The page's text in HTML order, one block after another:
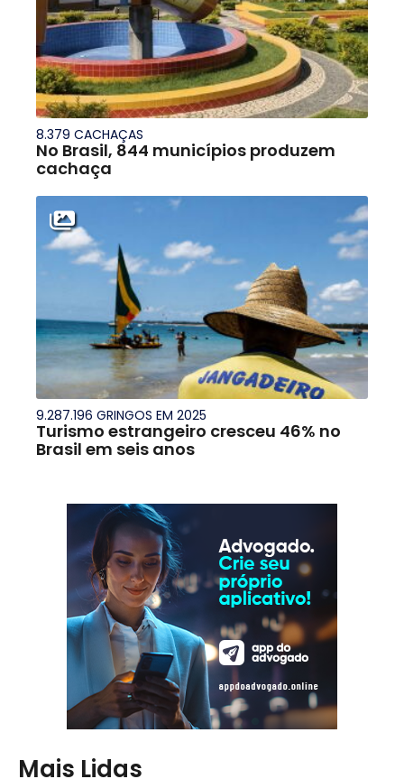
8.379 CACHAÇAS
No Brasil, 844 municípios produzem
cachaça
9.287.196 GRINGOS EM 2025
Turismo estrangeiro cresceu 46% no
Brasil em seis anos
Mais Lidas